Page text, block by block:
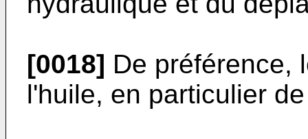
[0018] De préférence,
l'huile, en particulier